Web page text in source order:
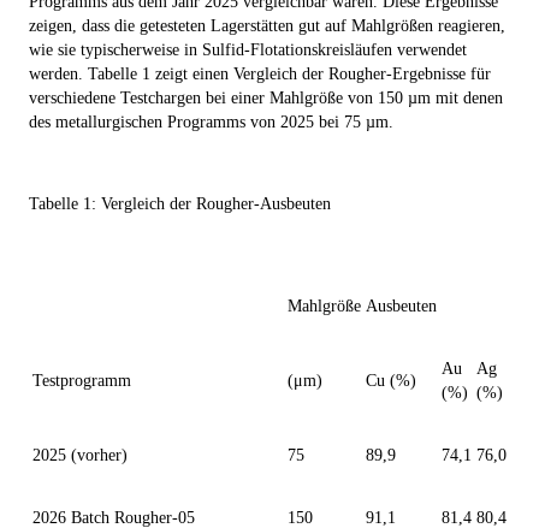
zeigen, dass die getesteten Lagerstätten gut auf Mahlgrößen reagieren,
wie sie typischerweise in Sulfid-Flotationskreisläufen verwendet
werden. Tabelle 1 zeigt einen Vergleich der Rougher-Ergebnisse für
verschiedene Testchargen bei einer Mahlgröße von 150 µm mit denen
des metallurgischen Programms von 2025 bei 75 µm.
Tabelle 1: Vergleich der Rougher-Ausbeuten
Mahlgröße Ausbeuten
Testprogramm (μm) Cu (%)
Au
(%)
Ag
(%)
2025 (vorher) 75 89,9 74,1 76,0
2026 Batch Rougher-05 150 91,1 81,4 80,4